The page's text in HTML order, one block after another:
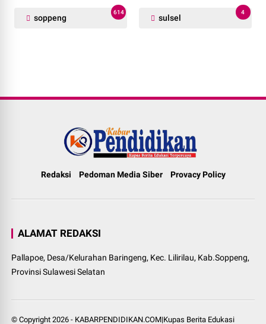
soppeng
614
sulsel
4
Redaksi Pedoman Media Siber Provacy Policy
ALAMAT REDAKSI
Pallapoe, Desa/Kelurahan Baringeng, Kec. Lilirilau, Kab.Soppeng,
Provinsi Sulawesi Selatan
© Copyright2026 - KABARPENDIDIKAN.COM|Kupas Berita Edukasi